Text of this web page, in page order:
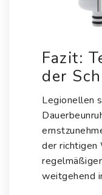
Fazit:
der
Legionellen
der richtigen
weitgehend